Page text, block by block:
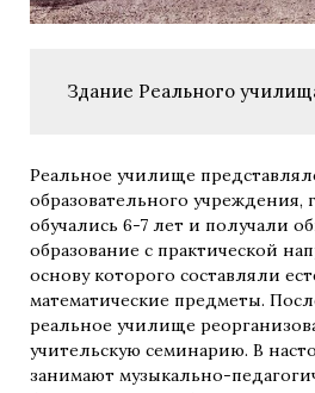
Здание Реального
Реальное училище
образовательного учреждения,
обучались 6-7 лет и получали
образование с практической
основу которого составляли
математические предметы.
реальное училище
учительскую семинарию. В
занимают музыкально-